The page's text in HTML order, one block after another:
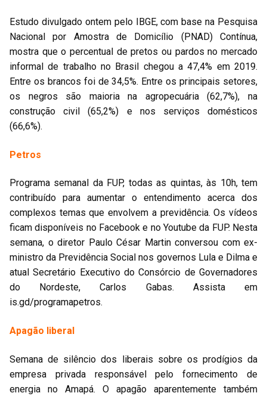
Estudo divulgado ontem pelo IBGE, com base na Pesquisa
Nacional por Amostra de Domicílio (PNAD) Contínua,
mostra que o percentual de pretos ou pardos no mercado
informal de trabalho no Brasil chegou a 47,4% em 2019.
Entre os brancos foi de 34,5%. Entre os principais setores,
os negros são maioria na agropecuária (62,7%), na
construção civil (65,2%) e nos serviços domésticos
(66,6%).
Petros
Programa semanal da FUP, todas as quintas, às 10h, tem
contribuído para aumentar o entendimento acerca dos
complexos temas que envolvem a previdência. Os vídeos
ficam disponíveis no Facebook e no Youtube da FUP. Nesta
semana, o diretor Paulo César Martin conversou com ex-
ministro da Previdência Social nos governos Lula e Dilma e
atual Secretário Executivo do Consórcio de Governadores
do Nordeste, Carlos Gabas. Assista em
is.gd/programapetros.
Apagão liberal
Semana de silêncio dos liberais sobre os prodígios da
empresa privada responsável pelo fornecimento de
energia no Amapá. O apagão aparentemente também